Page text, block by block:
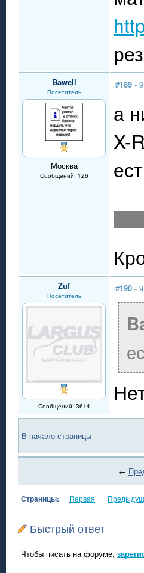
Bawell
Посетитель
Москва
Сообщений: 126
#189 -
а
X-
Zuf
Посетитель
Сообщений: 3614
#190 -
В начало страницы
←
Страницы: Первая
Быстрый ответ
Чтобы писать на форуме,